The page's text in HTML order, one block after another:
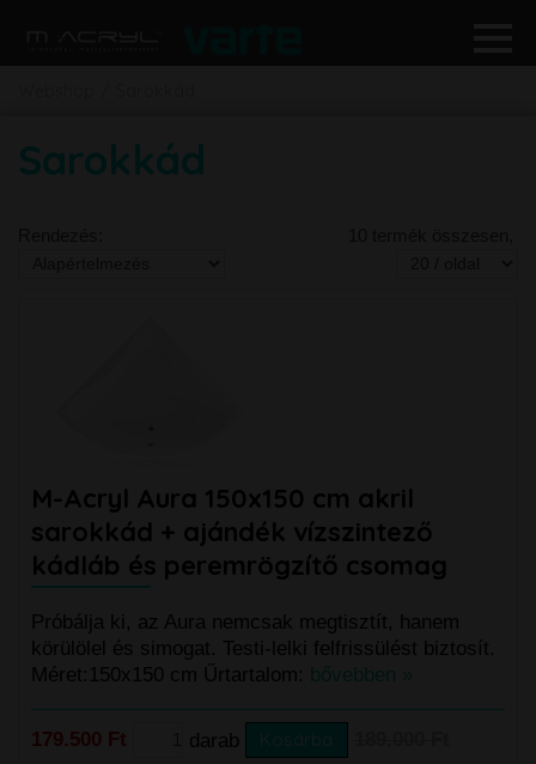
Sarokkád
M-Acryl Aura 150x150 cm akril
sarokkád + ajándék vízszintező
kádláb és peremrögzítő csomag
Próbálja ki, az Aura nemcsak megtisztít, hanem
körülölel és simogat. Testi-lelki felfrissülést biztosít.
Méret:150x150 cm Űrtartalom: bővebben »
179.500 Ft darab Kosárba